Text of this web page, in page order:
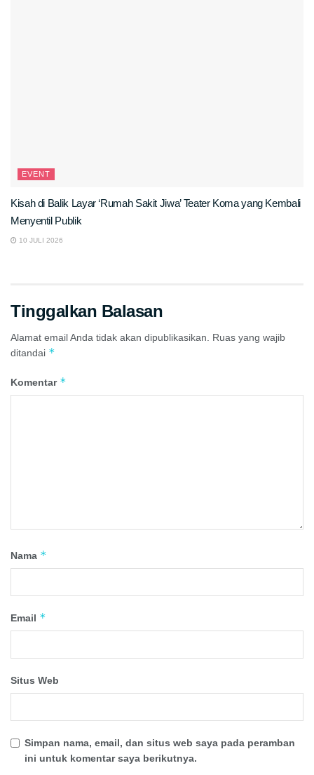
EVENT
Kisah di Balik Layar ‘Rumah Sakit Jiwa’ Teater Koma yang Kembali
Menyentil Publik
10 JULI 2026
Tinggalkan Balasan
Alamat email Anda tidak akan dipublikasikan.
Ruas yang wajib
ditandai *
Komentar *
Nama *
Email *
Situs Web
Simpan nama, email, dan situs web saya pada peramban
ini untuk komentar saya berikutnya.